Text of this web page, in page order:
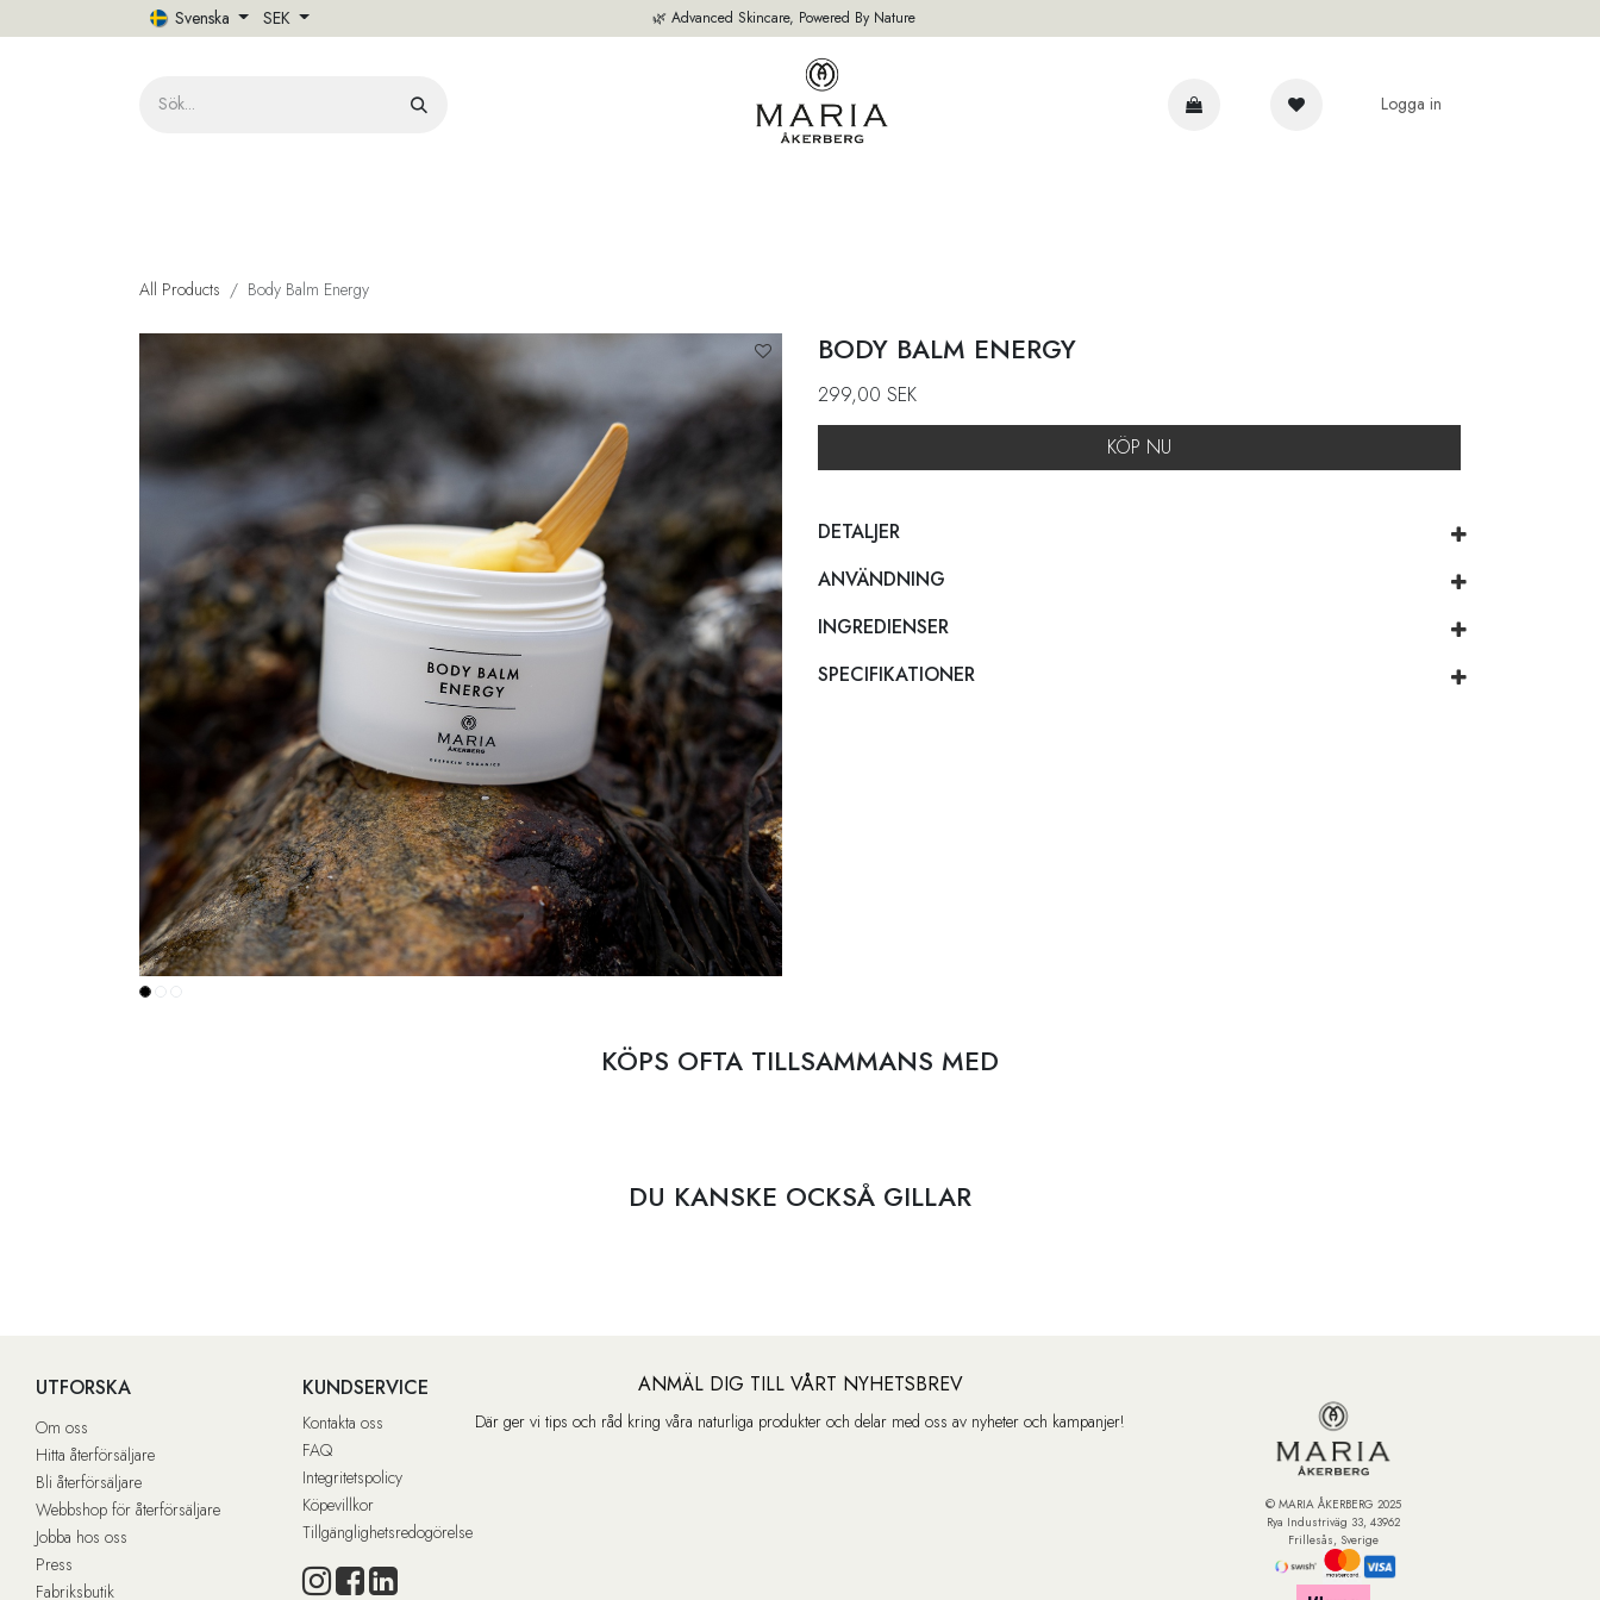
Svenska SEK 🌿 Advanced Skincare, Powered By Nature
Logga in
All Products Body Balm Energy
BODY BALM ENERGY
299,00 SEK
KÖP NU
DETALJER
ANVÄNDNING
INGREDIENSER
SPECIFIKATIONER
KÖPS OFTA TILLSAMMANS MED
DU KANSKE OCKSÅ GILLAR
UTFORSKA
Om oss
Hitta återförsäljare
Bli återförsäljare
Webbshop för återförsäljare
Jobba hos oss
Press
Fabriksbutik
KUNDSERVICE
Kontakta oss
FAQ
Integritetspolicy
Köpevillkor
Tillgänglighetsredogörelse
ANMÄL DIG TILL VÅRT NYHETSBREV
Där ger vi tips och råd kring våra naturliga produkter och delar med oss av nyheter och kampanjer!
© MARIA ÅKERBERG 2025
Rya Industriväg 33, 43962
Frillesås, Sverige